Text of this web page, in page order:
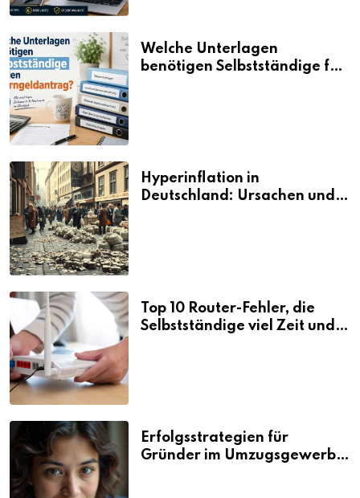
Welche Unterlagen
benötigen Selbstständige für
Hyperinflation in
Deutschland: Ursachen und
Top 10 Router-Fehler, die
Selbstständige viel Zeit und
Erfolgsstrategien für
Gründer im Umzugsgewerbe